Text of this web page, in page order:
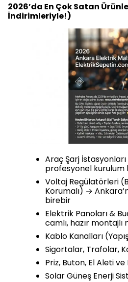
2026’da En Çok Satan
İndirimleriyle!)
Araç Şarj
profesyonel kurulum
Voltaj Regülatörleri
Korumalı) →
birebir
Elektrik Panoları &
camlı, hazır
Kablo Kanalları
Sigortalar, Trafolar,
Priz, Buton, El Aleti
Solar Güneş Enerji